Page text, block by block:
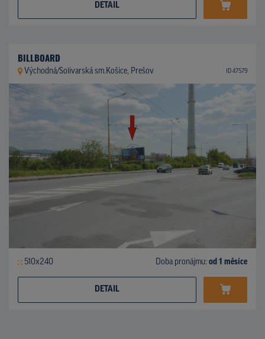
DETAIL
BILLBOARD
Východná/Solivarská sm.Košice, Prešov ID 47579
510x240 Doba pronájmu: od 1 měsíce
DETAIL